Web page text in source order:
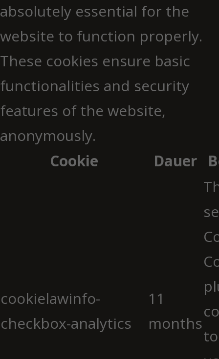
absolutely essential for the
website to function properly.
These cookies ensure basic
functionalities and security
features of the website,
anonymously.
Cookie
Dauer
cookielawinfo-
checkbox-analytics
11
months